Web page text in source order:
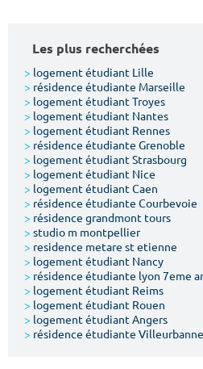
Votre date d'entrée
Les plus recherchées
> logement étudiant Lille
> résidence étudiante Marseille
> logement étudiant Troyes
> logement étudiant Nantes
> logement étudiant Rennes
> résidence étudiante Grenoble
> logement étudiant Strasbourg
> logement étudiant Nice
> logement étudiant Caen
> résidence étudiante Courbevoie
> résidence grandmont tours
> studio m montpellier
> residence metare st etienne
> logement étudiant Nancy
> résidence étudiante lyon 7eme
> logement étudiant Reims
> logement étudiant Rouen
> logement étudiant Angers
> résidence étudiante Villeurbanne